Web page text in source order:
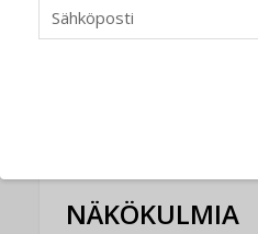
LEHDEN ARTIKKELIT
NÄKÖKULMIA